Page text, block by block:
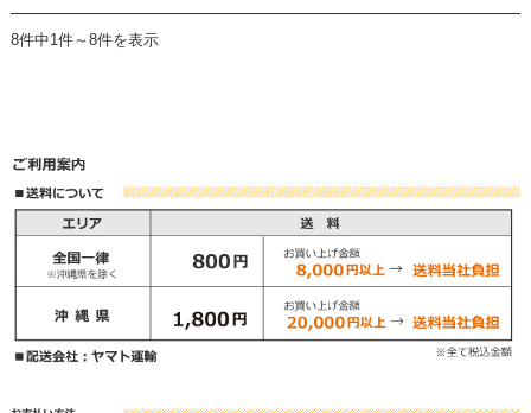
8件中1件～8件を表示